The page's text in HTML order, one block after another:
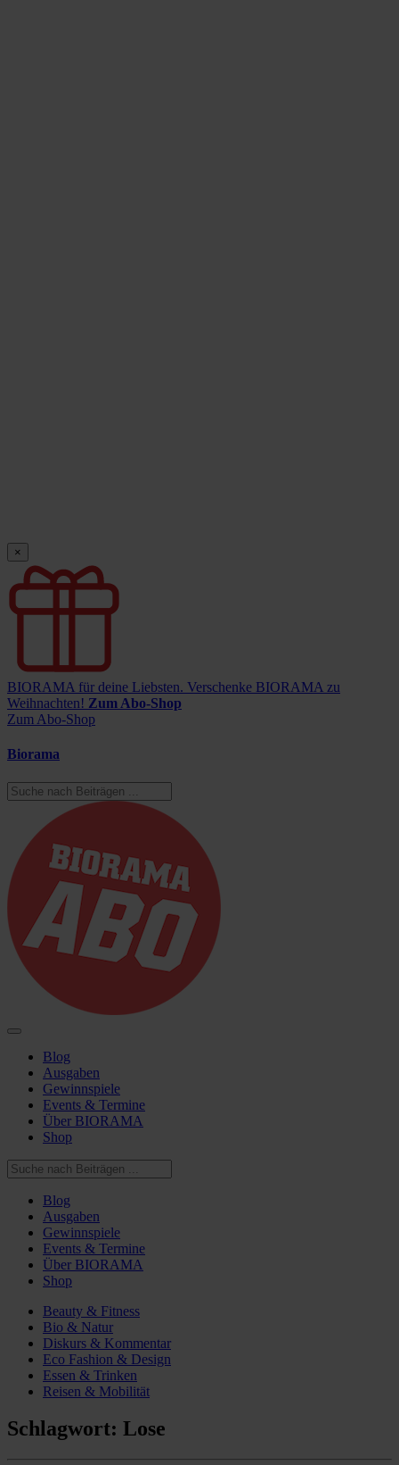
×
BIORAMA für deine Liebsten. Verschenke BIORAMA zu
Weihnachten! Zum Abo-Shop
Zum Abo-Shop
Biorama
Blog
Ausgaben
Gewinnspiele
Events & Termine
Über BIORAMA
Shop
Blog
Ausgaben
Gewinnspiele
Events & Termine
Über BIORAMA
Shop
Beauty & Fitness
Bio & Natur
Diskurs & Kommentar
Eco Fashion & Design
Essen & Trinken
Reisen & Mobilität
Schlagwort: Lose